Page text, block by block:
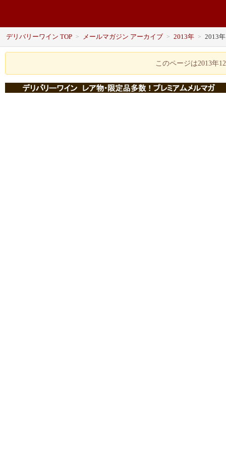
デリバリーワイン TOP > メールマガジン アーカイブ > 2013年 > 2013
このページは2013年